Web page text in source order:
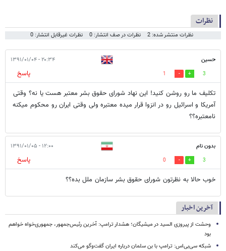
نظرات
نظرات منتشر شده: 2 نظرات در صف انتشار: 0 نظرات غیرقابل انتشار: 0
حسین ۲۰:۳۴ - ۱۳۹۱/۰۱/۰۴
3
1
پاسخ
تکلیف ما رو روشن کنید! این نهاد شورای حقوق بشر معتبر هست یا نه؟ وقتی
آمریکا و اسرائیل رو در انزوا قرار میده معتبره ولی وقتی ایران رو محکوم میکنه
نامعتبره؟؟
بدون نام ۱۲:۰۰ - ۱۳۹۱/۰۱/۰۵
3
0
پاسخ
خوب حالا به نظرتون شورای حقوق بشر سازمان ملل بده؟؟
آخرین اخبار
وحشت از پیروزی السید در میشیگان؛ هشدار ترامپ: آخرین رئیس‌جمهور، جمهوری‌خواه خواهم
بود
شبکه سی‌بی‌اس: ترامپ با بن سلمان درباره ایران گفت‌وگو می‌کند